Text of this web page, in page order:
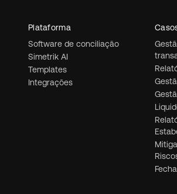
Plataforma
Software de conciliação
Simetrik AI
Templates
Integrações